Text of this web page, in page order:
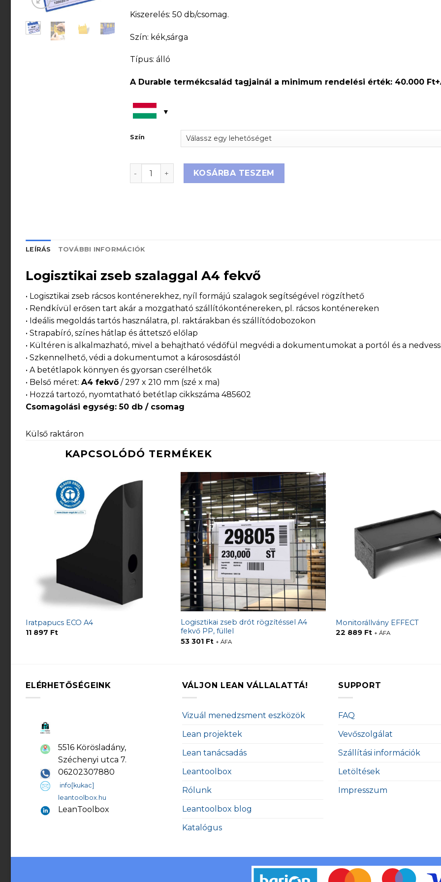
Kiszerelés: 50 db/csomag.
Szín: kék,sárga
Típus: álló
A Durable termékcsalád tagjainál a minimum rendelési érték: 40.000
Szín
Logisztikai zseb szalaggal A4 fekvő mennyiség
KOSÁRBA TESZEM
LEÍRÁS TOVÁBBI INFORMÁCIÓK
Logisztikai zseb szalaggal A4 fekvő
• Logisztikai zseb rácsos konténerekhez, nyíl formájú szalagok segítségével rögzíthető
• Rendkívül erősen tart akár a mozgatható szállítókonténereken, pl. rácsos konténereken
• Ideális megoldás tartós használatra, pl. raktárakban és szállítódobozokon
• Strapabíró, színes hátlap és áttetsző előlap
• Kültéren is alkalmazható, mivel a behajtható védőfül megvédi a dokumentumokat a portól és a
• Szkennelhető, védi a dokumentumot a kárososdástól
• A betétlapok könnyen és gyorsan cserélhetők
• Belső méret: A4 fekvő / 297 x 210 mm (szé x ma)
• Hozzá tartozó, nyomtatható betétlap cikkszáma 485602
Csomagolási egység: 50 db / csomag
Külső raktáron
KAPCSOLÓDÓ TERMÉKEK
Iratpapucs ECO A4
11 897 Ft
Logisztikai zseb drót rögzítéssel A4
fekvő PP, füllel
53 301 Ft + ÁFA
Monitorállvány EFFECT
22 889 Ft + ÁFA
ELÉRHETŐSÉGEINK
5516 Körösladány,
Széchenyi utca 7.
06202307880
info[kukac]
leantoolbox.hu
LeanToolbox
VÁLJON LEAN VÁLLALATTÁ!
Vizuál menedzsment eszközök
Lean projektek
Lean tanácsadás
Leantoolbox
Rólunk
Leantoolbox blog
Katalógus
SUPPORT
FAQ
Vevőszolgálat
Szállítási információk
Letöltések
Impresszum